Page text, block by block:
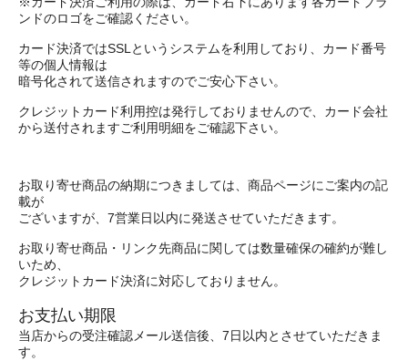
ンドのロゴをご確認ください。
カード決済ではSSLというシステムを利用しており、カード番号
等の個人情報は
暗号化されて送信されますのでご安心下さい。
クレジットカード利用控は発行しておりませんので、カード会社
から送付されますご利用明細をご確認下さい。
お取り寄せ商品の納期につきましては、商品ページにご案内の記
載が
ございますが、7営業日以内に発送させていただきます。
お取り寄せ商品・リンク先商品に関しては数量確保の確約が難し
いため、
クレジットカード決済に対応しておりません。
お支払い期限
当店からの受注確認メール送信後、7日以内とさせていただきま
す。